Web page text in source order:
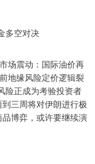
场震动：国际油价再
地缘风险定价逻辑裂
险正成为考验投资者
三周将对伊朗进行极
博弈，或许要继续演